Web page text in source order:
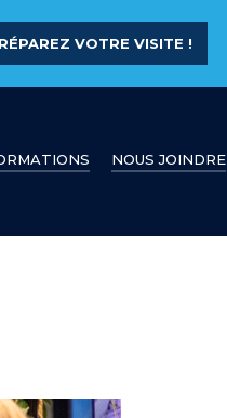
VOTRE VISITE !
NOUS JOINDRE